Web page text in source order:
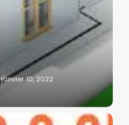
janvier 10, 2022